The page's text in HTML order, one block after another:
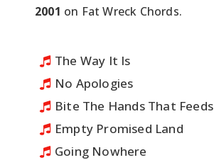
2001 on Fat Wreck Chords.
The Way It Is
No Apologies
Bite The Hands That Feeds
Empty Promised Land
Going Nowhere